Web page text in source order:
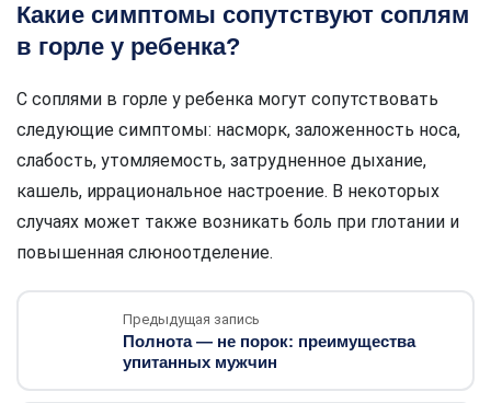
Какие симптомы сопутствуют соплям
в горле у ребенка?
С соплями в горле у ребенка могут сопутствовать
следующие симптомы: насморк, заложенность носа,
слабость, утомляемость, затрудненное дыхание,
кашель, иррациональное настроение. В некоторых
случаях может также возникать боль при глотании и
повышенная слюноотделение.
Предыдущая запись
Полнота — не порок: преимущества
упитанных мужчин